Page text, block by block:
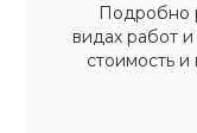
Подробно
видах работ
стоимость